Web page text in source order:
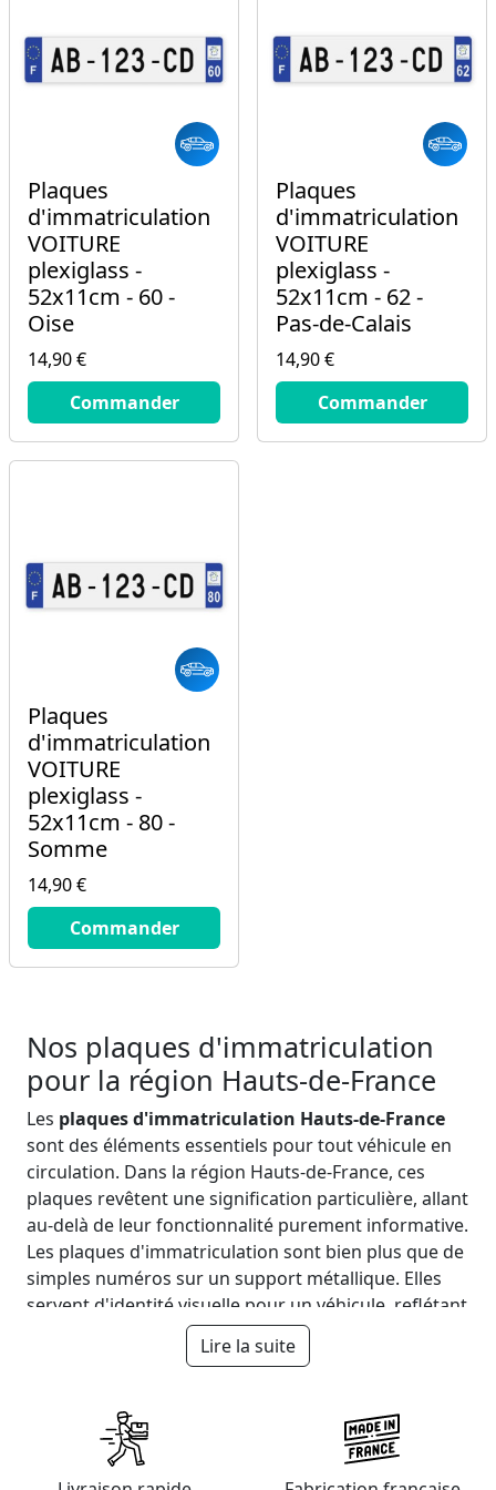
Plaques
d'immatriculation
VOITURE
plexiglass -
52x11cm - 60 -
Oise
14,90 €
14.9
€Commander
Plaques
d'immatriculation
VOITURE
plexiglass -
52x11cm - 62 -
Pas-de-Calais
14,90 €
14.9
€Commander
Plaques
d'immatriculation
VOITURE
plexiglass -
52x11cm - 80 -
Somme
14,90 €
14.9
€Commander
Nos plaques d'immatriculation
pour la région Hauts-de-France
Les plaques d'immatriculation Hauts-de-France
sont des éléments essentiels pour tout véhicule en
circulation. Dans la région Hauts-de-France, ces
plaques revêtent une signification particulière, allant
au-delà de leur fonctionnalité purement informative.
Les plaques d'immatriculation sont bien plus que de
simples numéros sur un support métallique. Elles
servent d'identité visuelle pour un véhicule, reflétant
sa provenance et son immatriculation. Dans les
Hauts-de-France, elles prennent une signification
minéralogique pour la région
Hauts-de-France?
Commandez sur notre site une multitude de plaques
minéralogiques immatriculées pour les
Lire la suite